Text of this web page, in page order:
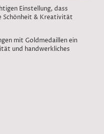
Einstellung, dass
Schönheit & Kreativität
mit Goldmedaillen ein
und handwerkliches